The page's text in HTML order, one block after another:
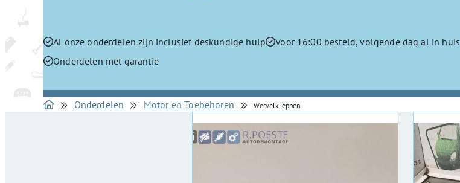
Al onze onderdelen zijn inclusief deskundige hulp
Voor 16:00 besteld, volgende dag al in huis
Onderdelen met garantie
Onderdelen Motor en Toebehoren Wervelkleppen